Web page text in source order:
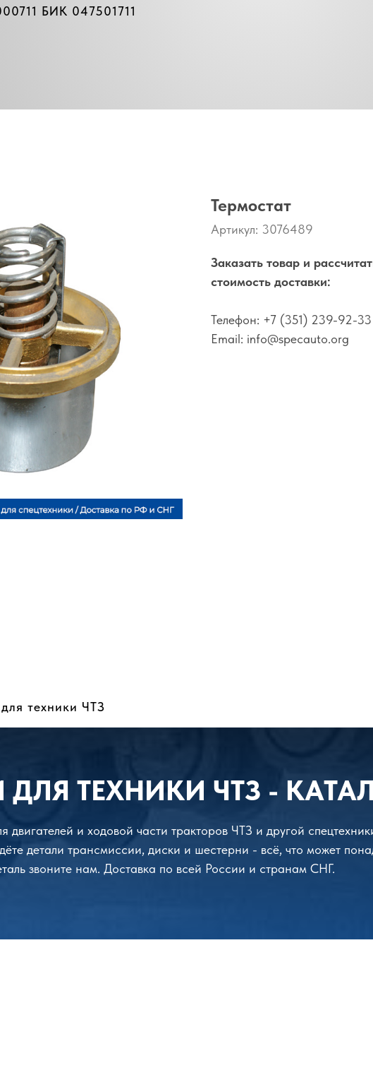
БИК 047501711
Термостат
Артикул: 3076489
Заказать товар и
стоимость доставки:
Телефон: +7 (351) 239-92-33
Email: info@specauto.org
техники ЧТЗ
ДЛЯ ТЕХНИКИ ЧТЗ -
двигателей и ходовой части тракторов ЧТЗ и другой
детали трансмиссии, диски и шестерни - всё, что может
звоните нам. Доставка по всей России и странам СНГ.